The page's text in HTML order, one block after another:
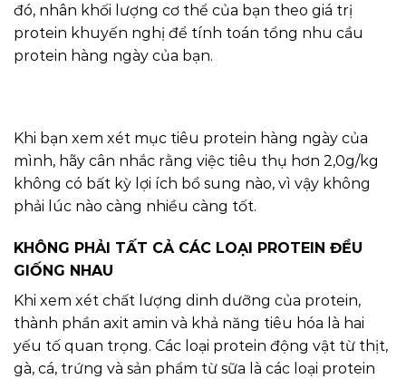
đó, nhân khối lượng cơ thể của bạn theo giá trị
protein khuyến nghị để tính toán tổng nhu cầu
protein hàng ngày của bạn.
Khi bạn xem xét mục tiêu protein hàng ngày của
mình, hãy cân nhắc rằng việc tiêu thụ hơn 2,0g/kg
không có bất kỳ lợi ích bổ sung nào, vì vậy không
phải lúc nào càng nhiều càng tốt.
KHÔNG PHẢI TẤT CẢ CÁC LOẠI PROTEIN ĐỀU
GIỐNG NHAU
Khi xem xét chất lượng dinh dưỡng của protein,
thành phần axit amin và khả năng tiêu hóa là hai
yếu tố quan trọng. Các loại protein động vật từ thịt,
gà, cá, trứng và sản phẩm từ sữa là các loại protein